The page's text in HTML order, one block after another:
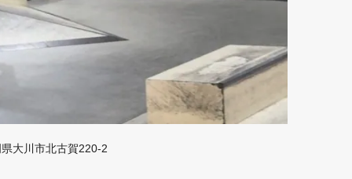
大川市北古賀220-2